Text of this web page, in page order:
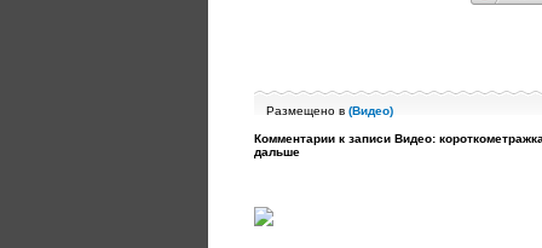
Размещено в (Видео)
Комментарии к записи Видео:
дальше